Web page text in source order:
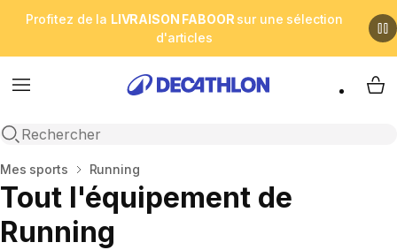
Profitez de la LIVRAISON FABOOR sur une sélection
d'articles
Menu
Open search
My
Accueil
Mes sports Running
Tout l'équipement de
Running